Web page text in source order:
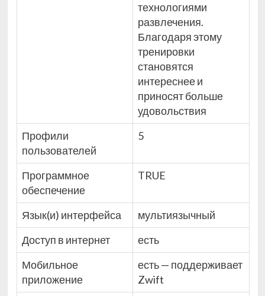
технологиями
развлечения.
Благодаря этому
тренировки
становятся
интереснее и
приносят больше
удовольствия
Профили
пользователей
5
Программное
обеспечение
TRUE
Язык(и) интерфейса
мультиязычный
Доступ в интернет
есть
Мобильное
приложение
есть — поддерживает
Zwift